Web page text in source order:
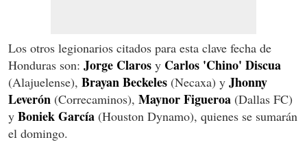
Los otros legionarios citados para esta clave fecha de
Honduras son: Jorge Claros y Carlos 'Chino' Discua
(Alajuelense), Brayan Beckeles (Necaxa) y Jhonny
Leverón (Correcaminos), Maynor Figueroa (Dallas FC)
y Boniek García (Houston Dynamo), quienes se sumarán
el domingo.